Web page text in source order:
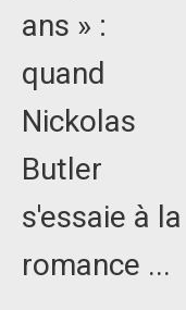
ans » :
quand
Nickolas
Butler
s'essaie à la
romance ...